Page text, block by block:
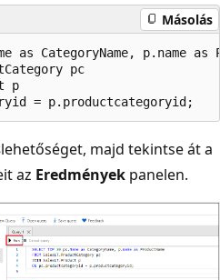
Másolás
as CategoryName, p.name as
pc
p
lehetőséget, majd tekintse át a
az Eredmények panelen.